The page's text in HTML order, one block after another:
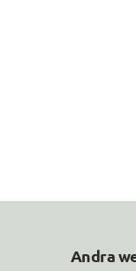
Andra